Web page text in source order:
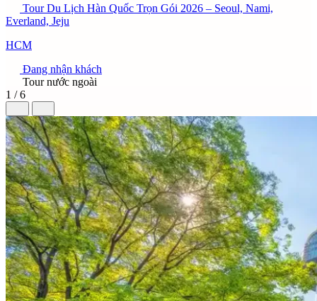
Tour Du Lịch Hàn Quốc Trọn Gói 2026 – Seoul, Nami,
Everland, Jeju
HCM
Đang nhận khách
Tour nước ngoài
1 / 6